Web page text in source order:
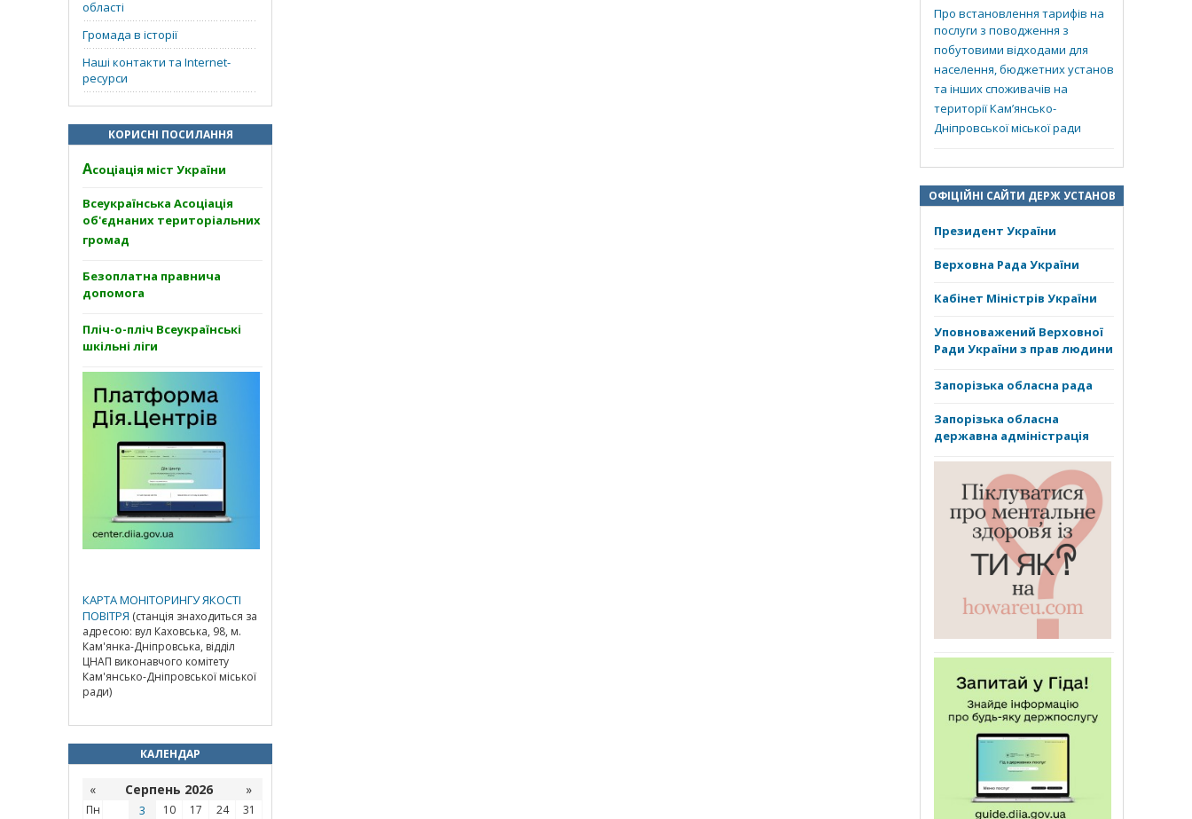
області
Громада в історії
Наші контакти та Internet-
ресурси
КОРИСНІ ПОСИЛАННЯ
Асоціація міст України
Всеукраїнська Асоціація
об'єднаних територіальних
громад
Безоплатна правнича
допомога
Пліч-о-пліч Всеукраїнські
шкільні ліги
КАРТА МОНІТОРИНГУ ЯКОСТІ
ПОВІТРЯ (станція знаходиться за
адресою: вул Каховська, 98, м.
Кам'янка-Дніпровська, відділ
ЦНАП виконавчого комітету
Кам'янсько-Дніпровської міської
ради)
КАЛЕНДАР
« Серпень 2026 »
Пн 3 10 17 24 31
Про встановлення тарифів на
послуги з поводження з
побутовими відходами для
населення, бюджетних установ
та інших споживачів на
території Кам’янсько-
Дніпровської міської ради
ОФІЦІЙНІ САЙТИ ДЕРЖ УСТАНОВ
Президент України
Верховна Рада України
Кабінет Міністрів України
Уповноважений Верховної
Ради України з прав людини
Запорізька обласна рада
Запорізька обласна
державна адміністрація